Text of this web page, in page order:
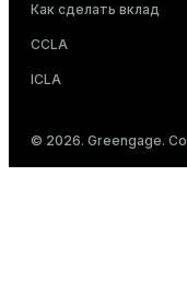
Как сделать вклад
CCLA
ICLA
© 2026. Greengage.